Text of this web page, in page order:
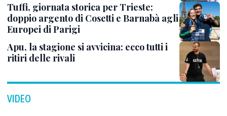
Tuffi, giornata storica per Trieste:
doppio argento di Cosetti e Barnabà agli
Europei di Parigi
Apu, la stagione si avvicina: ecco tutti i
ritiri delle rivali
VIDEO